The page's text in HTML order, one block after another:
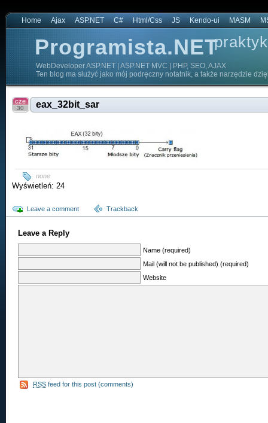
Home Ajax ASP.NET C# Html/Css JS Kendo-ui MASM
Programista.NETpraktyk
WebDeveloper ASP.NET | ASP.NET MVC | PHP, SEO, AJAX
Ten blog ma służyć jako mój podręczny notatnik, a także narzędzie
eax_32bit_sar
cze
30
none
Wyświetleń: 24
Leave a comment Trackback
Leave a Reply
Name (required)
Mail (will not be published) (required)
Website
RSS feed for this post (comments)